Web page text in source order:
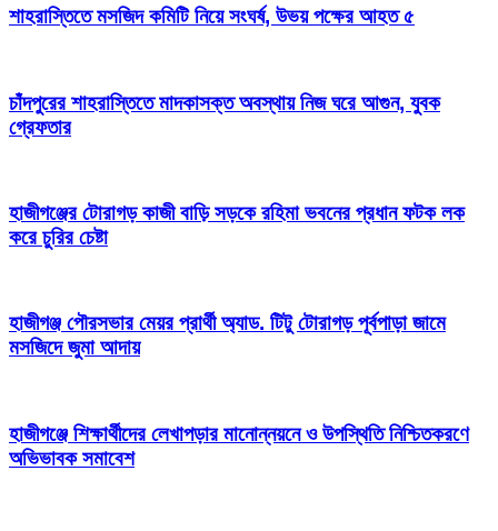
শাহরাস্তিতে মসজিদ কমিটি নিয়ে সংঘর্ষ, উভয় পক্ষের আহত ৫
চাঁদপুরের শাহরাস্তিতে মাদকাসক্ত অবস্থায় নিজ ঘরে আগুন, যুবক
গ্রেফতার
হাজীগঞ্জের টোরাগড় কাজী বাড়ি সড়কে রহিমা ভবনের প্রধান ফটক লক
করে চুরির চেষ্টা
হাজীগঞ্জ পৌরসভার মেয়র প্রার্থী অ্যাড. টিটু টোরাগড় পূর্বপাড়া জামে
মসজিদে জুমা আদায়
হাজীগঞ্জে শিক্ষার্থীদের লেখাপড়ার মানোন্নয়নে ও উপস্থিতি নিশ্চিতকরণে
অভিভাবক সমাবেশ